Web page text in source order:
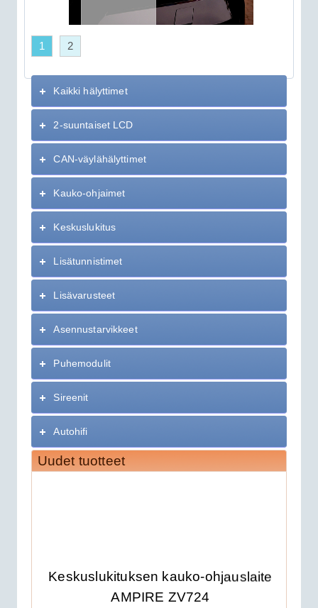
1 2
Kaikki hälyttimet
2-suuntaiset LCD
CAN-väylähälyttimet
Kauko-ohjaimet
Keskuslukitus
Lisätunnistimet
Lisävarusteet
Asennustarvikkeet
Puhemodulit
Sireenit
Autohifi
Uudet tuotteet
Keskuslukituksen kauko-ohjauslaite
AMPIRE ZV724